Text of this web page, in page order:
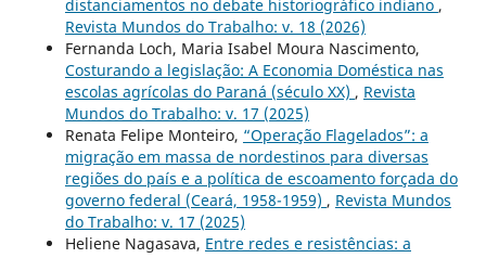
distanciamentos no debate historiográfico indiano ,
Revista Mundos do Trabalho: v. 18 (2026)
Fernanda Loch, Maria Isabel Moura Nascimento,
Costurando a legislação: A Economia Doméstica nas
escolas agrícolas do Paraná (século XX) , Revista
Mundos do Trabalho: v. 17 (2025)
Renata Felipe Monteiro, “Operação Flagelados”: a
migração em massa de nordestinos para diversas
regiões do país e a política de escoamento forçada do
governo federal (Ceará, 1958-1959) , Revista Mundos
do Trabalho: v. 17 (2025)
Heliene Nagasava, Entre redes e resistências: a